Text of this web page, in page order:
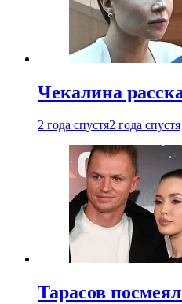
Чекалина
2 года спустя2 года спустя
Тарасов